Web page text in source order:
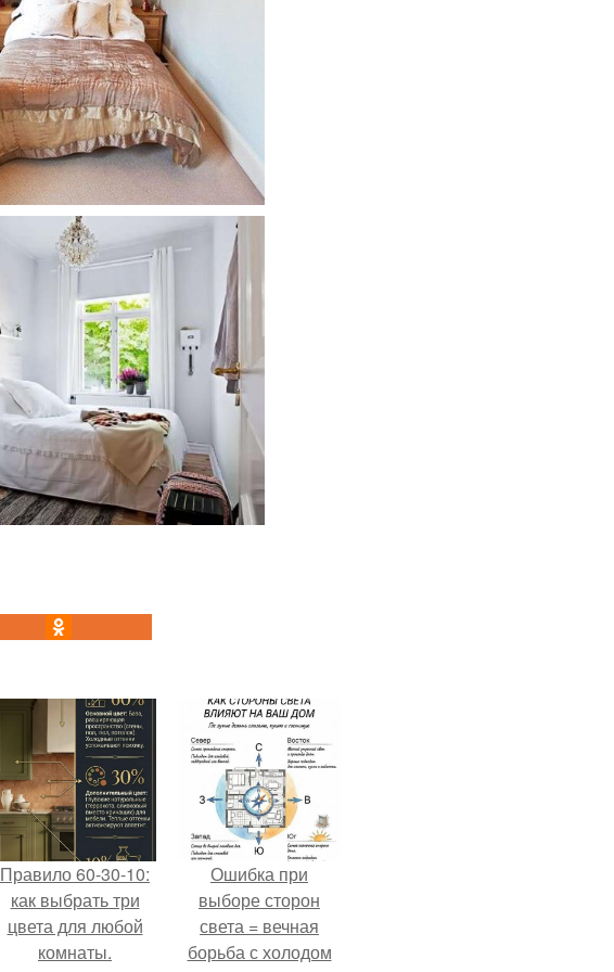
Правило 60-30-10:
как выбрать три
цвета для любой
комнаты.
Ошибка при
выборе сторон
света = вечная
борьба с холодом